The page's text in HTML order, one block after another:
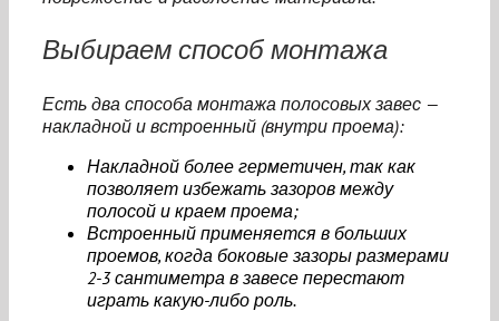
Выбираем способ монтажа
Есть два способа монтажа полосовых завес —
накладной и встроенный (внутри проема):
Накладной более герметичен, так как
позволяет избежать зазоров между
полосой и краем проема;
Встроенный применяется в больших
проемов, когда боковые зазоры размерами
2-3 сантиметра в завесе перестают
играть какую-либо роль.